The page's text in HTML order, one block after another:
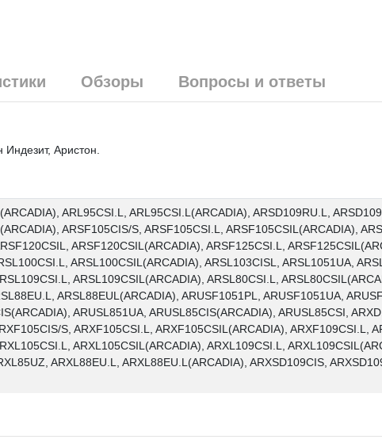
Обзоры Вопросы и ответы
Аристон.
ARL95CSI.L, ARL95CSI.L(ARCADIA), ARSD109RU.L,
ARSF105CIS/S, ARSF105CSI.L, ARSF105CSIL(ARCADIA),
ARSF120CSIL(ARCADIA), ARSF125CSI.L,
ARSL100CSIL(ARCADIA), ARSL103CISL, ARSL1051UA,
ARSL109CSIL(ARCADIA), ARSL80CSI.L,
ARSL88EUL(ARCADIA), ARUSF1051PL, ARUSF1051UA,
ARUSL851UA, ARUSL85CIS(ARCADIA), ARUSL85CSI,
S, ARXF105CSI.L, ARXF105CSIL(ARCADIA), ARXF109CSI.L,
ARXL105CSIL(ARCADIA), ARXL109CSI.L,
ARXL88EU.L, ARXL88EU.L(ARCADIA), ARXSD109CIS,